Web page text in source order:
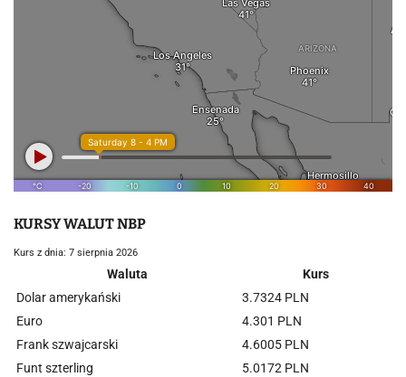
KURSY WALUT NBP
Kurs z dnia: 7 sierpnia 2026
Waluta
Kurs
Dolar amerykański
3.7324 PLN
Euro
4.301 PLN
Frank szwajcarski
4.6005 PLN
Funt szterling
5.0172 PLN